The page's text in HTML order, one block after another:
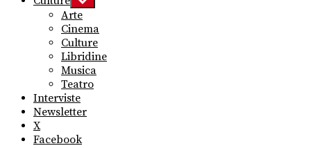
sub
menu
Arte
Cinema
Culture
Libridine
Musica
Teatro
Interviste
Newsletter
X
Facebook